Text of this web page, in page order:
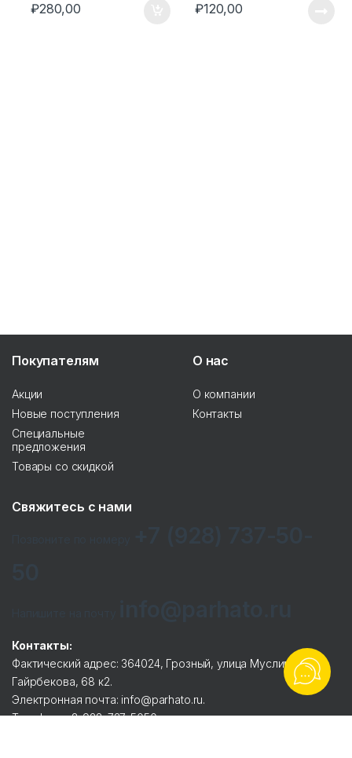
₽280,00 ₽120,00
Покупателям
Акции
Новые поступления
Специальные
предложения
Товары со скидкой
О нас
О компании
Контакты
Свяжитесь с нами
Контакты:
Фактический адрес: 364024, Грозный, улица Муслима
Гайрбекова, 68 к2.
Электронная почта: info@parhato.ru.
Телефоны: 8-928-737-5050.